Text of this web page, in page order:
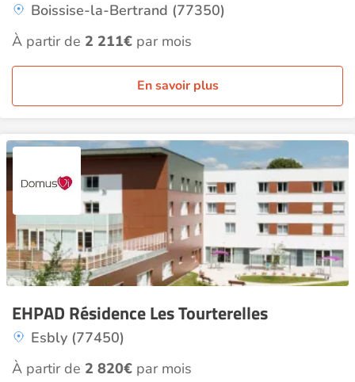
Boissise-la-Bertrand (77350)
À partir de 2 211€ par mois
En savoir plus
EHPAD Résidence Les Tourterelles
Esbly (77450)
À partir de 2 820€ par mois